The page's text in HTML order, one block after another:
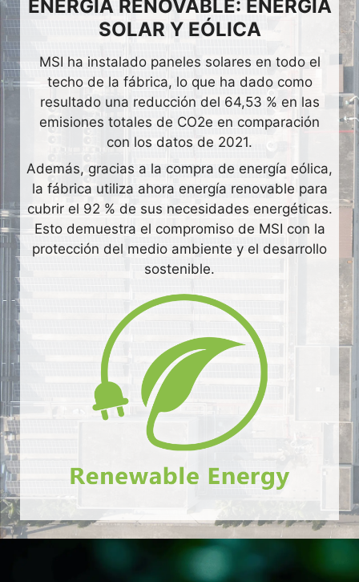
ENERGÍA RENOVABLE: ENERGÍA
SOLAR Y EÓLICA
MSI ha instalado paneles solares en todo el
techo de la fábrica, lo que ha dado como
resultado una reducción del 64,53 % en las
emisiones totales de CO2e en comparación
con los datos de 2021.
Además, gracias a la compra de energía eólica,
la fábrica utiliza ahora energía renovable para
cubrir el 92 % de sus necesidades energéticas.
Esto demuestra el compromiso de MSI con la
protección del medio ambiente y el desarrollo
sostenible.